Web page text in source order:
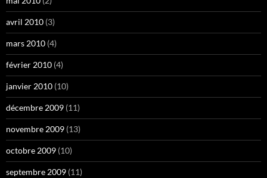
avril 2010 (3)
mars 2010 (4)
février 2010 (4)
janvier 2010 (10)
décembre 2009 (11)
novembre 2009 (13)
octobre 2009 (10)
septembre 2009 (11)